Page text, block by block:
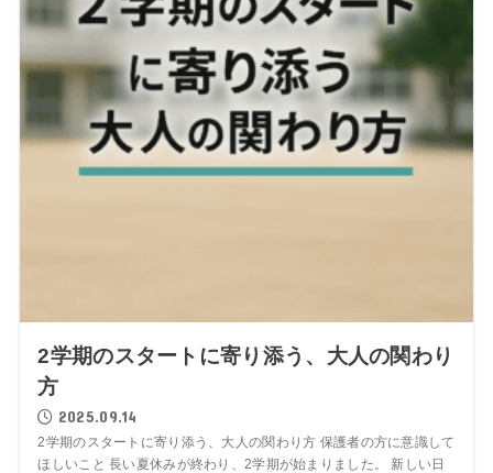
2学期のスタートに寄り添う、大人の関わり
方
2025.09.14
2学期のスタートに寄り添う、大人の関わり方 保護者の方に意識して
ほしいこと 長い夏休みが終わり、2学期が始まりました。 新しい日